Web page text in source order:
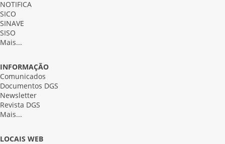
NOTIFICA
SICO
SINAVE
SISO
Mais...
INFORMAÇÃO
Comunicados
Documentos DGS
Newsletter
Revista DGS
Mais...
LOCAIS WEB